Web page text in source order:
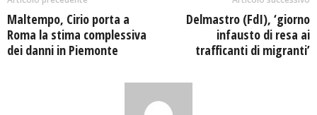
Maltempo, Cirio porta a
Roma la stima complessiva
dei danni in Piemonte
Delmastro (FdI), ‘giorno
infausto di resa ai
trafficanti di migranti’